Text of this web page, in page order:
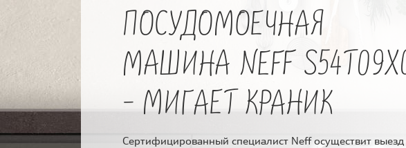
ПОСУДОМОЕЧНАЯ
МАШИНА NEFF
- МИГАЕТ КРАНИК
Сертифицированный специалист Neff осуществит выезд